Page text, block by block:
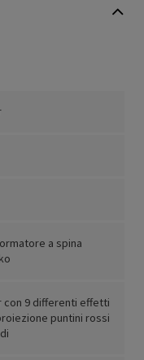
a spina
con 9 differenti effetti
puntini rossi